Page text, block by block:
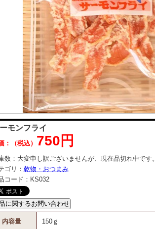
モンフライ
：（税込） 750円
数： 大変申し訳ございませんが、現在品切れ中です。
ゴリ： 乾物・おつまみ
コード： KS032
内容量 150ｇ